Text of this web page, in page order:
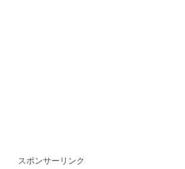
スポンサーリンク